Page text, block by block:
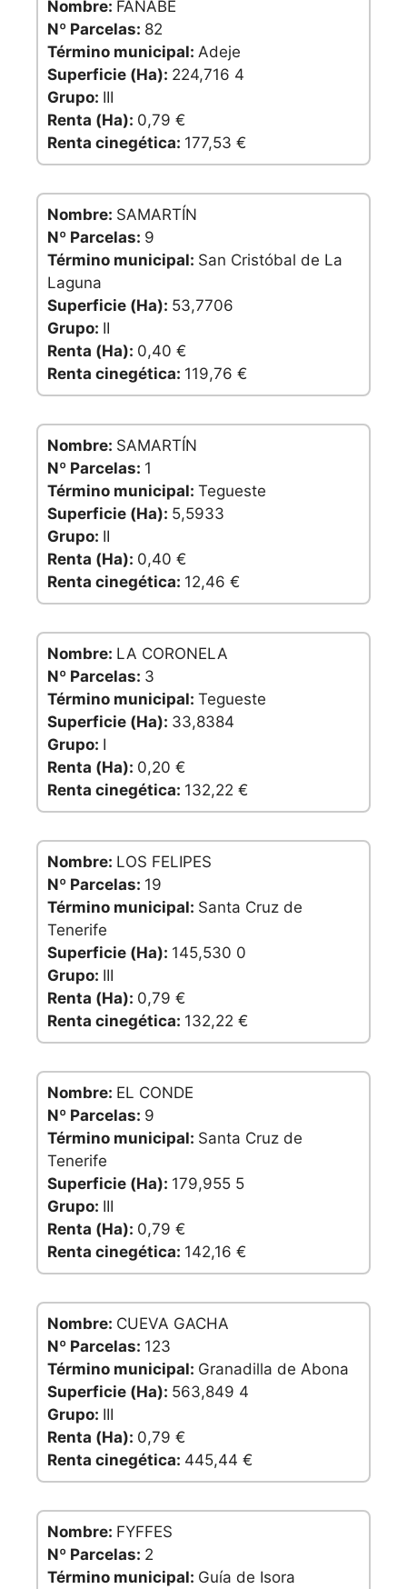
Nombre: FAÑABÉ
Nº Parcelas: 82
Término municipal: Adeje
Superficie (Ha): 224,716 4
Grupo: III
Renta (Ha): 0,79 €
Renta cinegética: 177,53 €
Nombre: SAMARTÍN
Nº Parcelas: 9
Término municipal: San Cristóbal de La
Laguna
Superficie (Ha): 53,7706
Grupo: II
Renta (Ha): 0,40 €
Renta cinegética: 119,76 €
Nombre: SAMARTÍN
Nº Parcelas: 1
Término municipal: Tegueste
Superficie (Ha): 5,5933
Grupo: II
Renta (Ha): 0,40 €
Renta cinegética: 12,46 €
Nombre: LA CORONELA
Nº Parcelas: 3
Término municipal: Tegueste
Superficie (Ha): 33,8384
Grupo: I
Renta (Ha): 0,20 €
Renta cinegética: 132,22 €
Nombre: LOS FELIPES
Nº Parcelas: 19
Término municipal: Santa Cruz de
Tenerife
Superficie (Ha): 145,530 0
Grupo: III
Renta (Ha): 0,79 €
Renta cinegética: 132,22 €
Nombre: EL CONDE
Nº Parcelas: 9
Término municipal: Santa Cruz de
Tenerife
Superficie (Ha): 179,955 5
Grupo: III
Renta (Ha): 0,79 €
Renta cinegética: 142,16 €
Nombre: CUEVA GACHA
Nº Parcelas: 123
Término municipal: Granadilla de Abona
Superficie (Ha): 563,849 4
Grupo: III
Renta (Ha): 0,79 €
Renta cinegética: 445,44 €
Nombre: FYFFES
Nº Parcelas: 2
Término municipal: Guía de Isora